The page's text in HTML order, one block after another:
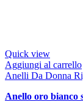
Quick view
Aggiungi al carrello
Anelli Da Donna
anello oro